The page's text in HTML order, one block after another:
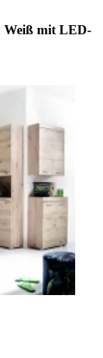
Weiß mit LED-